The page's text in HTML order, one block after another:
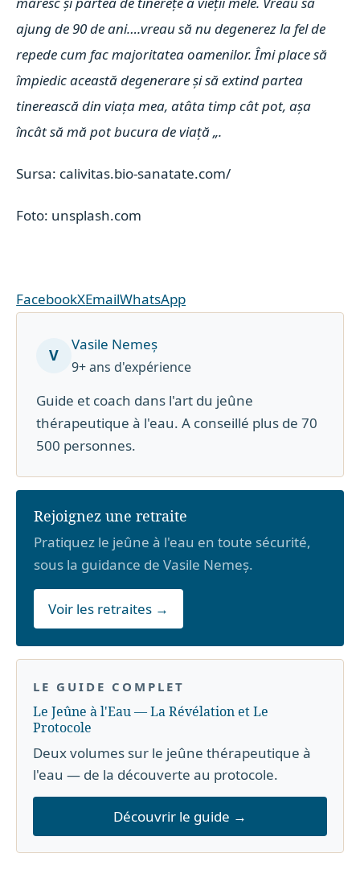
ajung de 90 de ani….vreau să nu degenerez la fel de
repede cum fac majoritatea oamenilor. Îmi place să
împiedic această degenerare și să extind partea
tinerească din viața mea, atâta timp cât pot, așa
încât să mă pot bucura de viață „.
Sursa: calivitas.bio-sanatate.com/
Foto: unsplash.com
FacebookXEmailWhatsApp
V
Vasile Nemeș
9+ ans d'expérience
Guide et coach dans l'art du jeûne
thérapeutique à l'eau. A conseillé plus de 70
500 personnes.
Rejoignez une retraite
Pratiquez le jeûne à l'eau en toute sécurité,
sous la guidance de Vasile Nemeș.
Voir les retraites →
LE GUIDE COMPLET
Le Jeûne à l'Eau — La Révélation et Le
Protocole
Deux volumes sur le jeûne thérapeutique à
l'eau — de la découverte au protocole.
Découvrir le guide →